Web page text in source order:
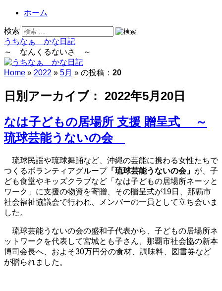
ホーム
検索
うちなぁ かな日記
～ なんくるないさ ～
Home » 2022 » 5月 » の投稿： 20
日別アーカイブ： 2022年5月20日
なは子どもの居場所 支援 贈呈式 ～
琉球芸能うないの会
琉球民謡や琉球舞踊など、沖縄の芸能に携わる女性たちで
つくるボランティアグループ「琉球芸能うないの会」 が、子
ども食堂やキッズクラブなど「なは子どもの居場所ネーッと
ワーク」に支援の物資を寄贈、その贈呈式が19日、那覇市
社会福祉協議会で行われ、メンバーの一員として立ち会いま
した。
琉球芸能うないの会の盛和子代表から、子どもの居場所ネ
ットワークを代表して宮城とも子さん、那覇市社会協の新本
博司会長へ、およそ30万円分の食材、調味料、図書券など
が贈られました。